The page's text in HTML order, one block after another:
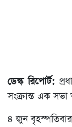
ডেস্ক রিপোর্ট:
সংক্রান্ত এক সভা
৪ জুন বৃহস্পতিবার